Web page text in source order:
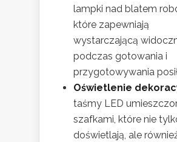
lampki nad blatem
które zapewniają
wystarczającą
podczas gotowania i
przygotowywania
Oświetlenie
taśmy LED
szafkami, które nie
doświetlają, ale